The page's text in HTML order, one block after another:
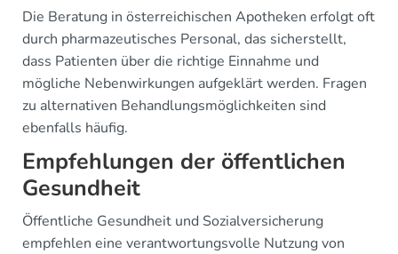
Die Beratung in österreichischen Apotheken erfolgt oft
durch pharmazeutisches Personal, das sicherstellt,
dass Patienten über die richtige Einnahme und
mögliche Nebenwirkungen aufgeklärt werden. Fragen
zu alternativen Behandlungsmöglichkeiten sind
ebenfalls häufig.
Empfehlungen der öffentlichen
Gesundheit
Öffentliche Gesundheit und Sozialversicherung
empfehlen eine verantwortungsvolle Nutzung von